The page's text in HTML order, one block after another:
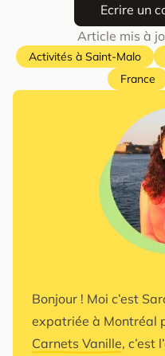
Ecrire un
Article mis à
Activités à Saint-Malo
France
Bonjour ! Moi c’est
expatriée à Montréal
Carnets Vanille, c’est